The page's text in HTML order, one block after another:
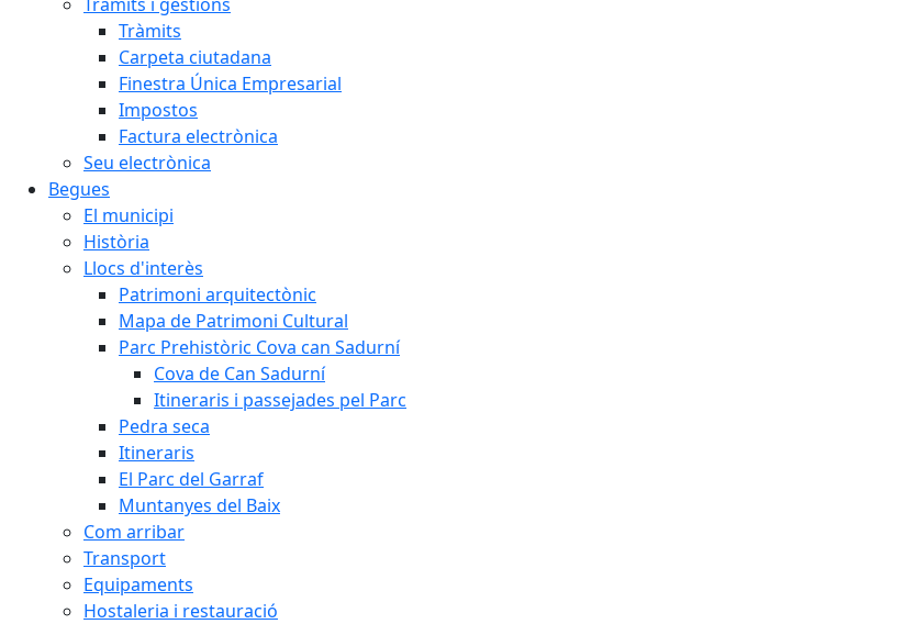
Tràmits
Carpeta ciutadana
Finestra Única Empresarial
Impostos
Factura electrònica
Seu electrònica
Begues
El municipi
Història
Llocs d'interès
Patrimoni arquitectònic
Mapa de Patrimoni Cultural
Parc Prehistòric Cova can Sadurní
Cova de Can Sadurní
Itineraris i passejades pel Parc
Pedra seca
Itineraris
El Parc del Garraf
Muntanyes del Baix
Com arribar
Transport
Equipaments
Hostaleria i restauració